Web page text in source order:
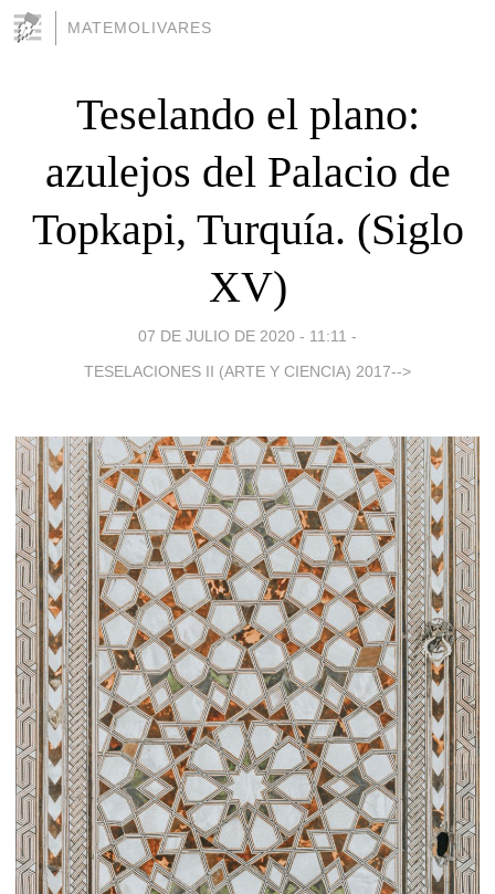
MATEMOLIVARES
Teselando el plano:
azulejos del Palacio de
Topkapi, Turquía. (Siglo
XV)
07 DE JULIO DE 2020 - 11:11 -
TESELACIONES II (ARTE Y CIENCIA) 2017-->